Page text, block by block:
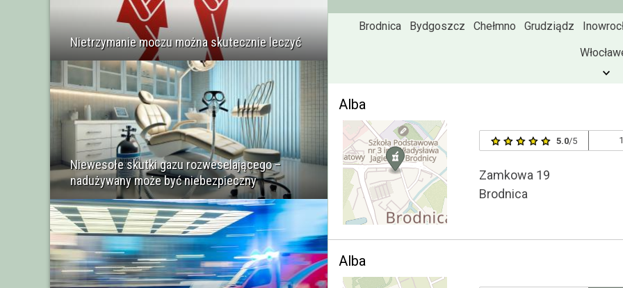
Brodnica Bydgoszcz Chełmno Grudziądz
Alba
5.0/5
Zamkowa 19
Brodnica
Alba
Nietrzymanie moczu można skutecznie leczyć
Niewesołe skutki gazu rozweselającego –
nadużywany może być niebezpieczny